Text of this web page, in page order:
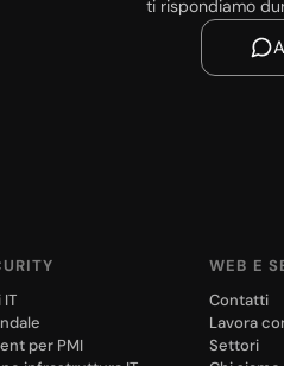
ti rispondiamo
per PMI
WEB E
Contatti
Lavora
Settori